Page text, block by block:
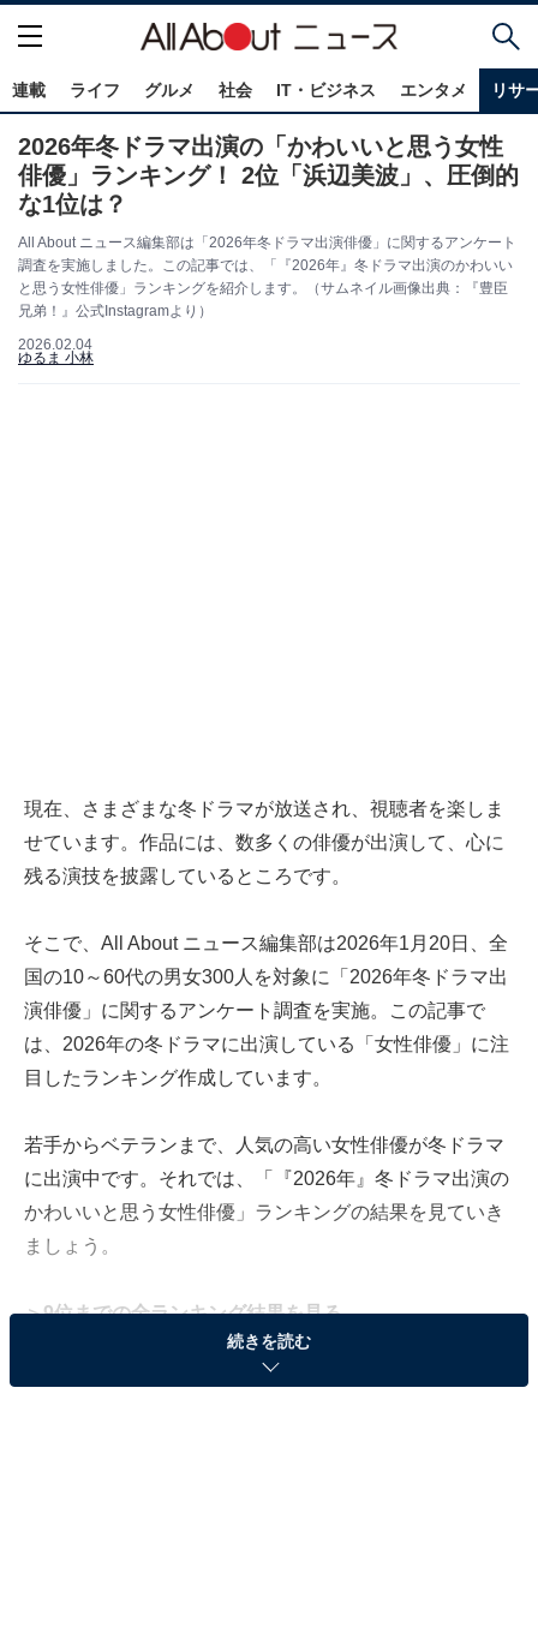
連載 ライフ グルメ 社会 IT・ビジネス エンタメ リサ
2026年冬ドラマ出演の「かわいいと思う女性
俳優」ランキング！ 2位「浜辺美波」、圧倒的
な1位は？
All About ニュース編集部は「2026年冬ドラマ出演俳優」に関するアンケート
調査を実施しました。この記事では、「『2026年』冬ドラマ出演のかわいい
と思う女性俳優」ランキングを紹介します。（サムネイル画像出典：『豊臣
兄弟！』公式Instagramより）
2026.02.04
ゆるま 小林
現在、さまざまな冬ドラマが放送され、視聴者を楽しま
せています。作品には、数多くの俳優が出演して、心に
残る演技を披露しているところです。
そこで、All About ニュース編集部は2026年1月20日、全
国の10～60代の男女300人を対象に「2026年冬ドラマ出
演俳優」に関するアンケート調査を実施。この記事で
は、2026年の冬ドラマに出演している「女性俳優」に注
目したランキング作成しています。
若手からベテランまで、人気の高い女性俳優が冬ドラマ
に出演中です。それでは、「『2026年』冬ドラマ出演の
かわいいと思う女性俳優」ランキングの結果を見ていき
ましょう。
＞9位までの全ランキング結果を見る
※本記事で紹介している商品の購入やサービスの利用により、売上の一部が
オールアバウトに還元されることがあります。
続きを読む